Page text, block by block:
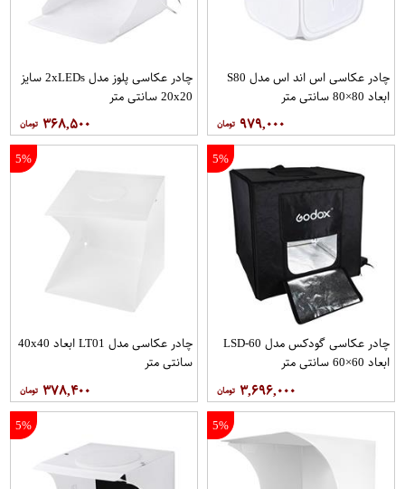
چادر عکاسی اس اند اس مدل S80
ابعاد 80×80 سانتی متر
۹۷۹,۰۰۰
چادر عکاسی پلوز مدل 2xLEDs سایز
20x20 سانتی متر
۳۶۸,۵۰۰
5%
چادر عکاسی گودکس مدل LSD-60
ابعاد 60×60 سانتی متر
۳,۶۹۶,۰۰۰
5%
چادر عکاسی مدل LT01 ابعاد 40x40
سانتی متر
۳۷۸,۴۰۰
5%
5%